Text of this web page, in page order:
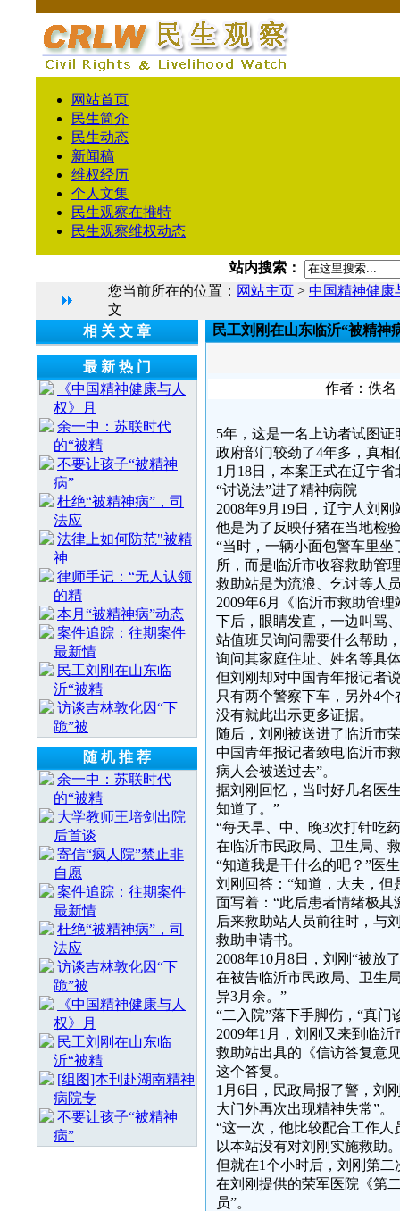
网站首页
民生简介
民生动态
新闻稿
维权经历
个人文集
民生观察在推特
民生观察维权动态
站内搜索：
您当前所在的位置： 网站主页 > 中国精神健康
文
相 关 文 章
最 新 热 门
《中国精神健康与人
权》月
余一中：苏联时代
的“被精
不要让孩子“被精神
病”
杜绝“被精神病”，司
法应
法律上如何防范"被精
神
律师手记：“无人认领
的精
本月“被精神病”动态
案件追踪：往期案件
最新情
民工刘刚在山东临
沂“被精
访谈吉林敦化因“下
跪”被
随 机 推 荐
余一中：苏联时代
的“被精
大学教师王培剑出院
后首谈
寄信“疯人院”禁止非
自愿
案件追踪：往期案件
最新情
杜绝“被精神病”，司
法应
访谈吉林敦化因“下
跪”被
《中国精神健康与人
权》月
民工刘刚在山东临
沂“被精
[组图]本刊赴湖南精神
病院专
不要让孩子“被精神
病”
民工刘刚在山东临沂“被精神
作者：佚名
5年，这是一名上访者试图
政府部门较劲了4年多，真相
1月18日，本案正式在辽宁
“讨说法”进了精神病院
2008年9月19日，辽宁人刘
他是为了反映仔猪在当地检
“当时，一辆小面包警车里
所，而是临沂市收容救助管
救助站是为流浪、乞讨等人
2009年6月《临沂市救助管
下后，眼睛发直，一边叫骂
站值班员询问需要什么帮助
询问其家庭住址、姓名等具
但刘刚却对中国青年报记者
只有两个警察下车，另外4
没有就此出示更多证据。
随后，刘刚被送进了临沂市
中国青年报记者致电临沂市
病人会被送过去”。
据刘刚回忆，当时好几名医
知道了。”
“每天早、中、晚3次打针吃
在临沂市民政局、卫生局、
“知道我是干什么的吧？”医
刘刚回答：“知道，大夫，
面写着：“此后患者情绪极
后来救助站人员前往时，与
救助申请书。
2008年10月8日，刘刚“被放
在被告临沂市民政局、卫生
异3月余。”
“二入院”落下手脚伤，“真门
2009年1月，刘刚又来到临
救助站出具的《信访答复意
这个答复。
1月6日，民政局报了警，刘
大门外再次出现精神失常”。
“这一次，他比较配合工作
以本站没有对刘刚实施救助
但就在1个小时后，刘刚第
在刘刚提供的荣军医院《第
员”。